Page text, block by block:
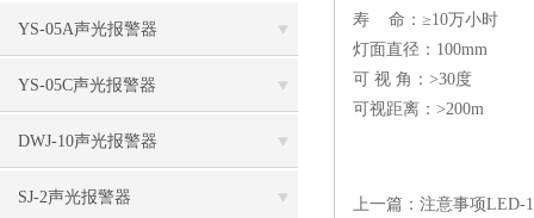
YS-05A声光报警器
YS-05C声光报警器
DWJ-10声光报警器
SJ-2声光报警器
寿 命：≥10万小时
灯面直径：100mm
可 视 角：>30度
可视距离：>200m
上一篇： 注意事项LED-